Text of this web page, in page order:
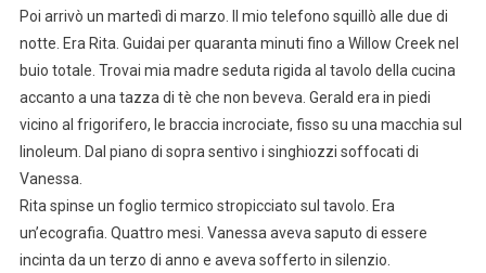
Poi arrivò un martedì di marzo. Il mio telefono squillò alle due di
notte. Era Rita. Guidai per quaranta minuti fino a Willow Creek nel
buio totale. Trovai mia madre seduta rigida al tavolo della cucina
accanto a una tazza di tè che non beveva. Gerald era in piedi
vicino al frigorifero, le braccia incrociate, fisso su una macchia sul
linoleum. Dal piano di sopra sentivo i singhiozzi soffocati di
Vanessa.
Rita spinse un foglio termico stropicciato sul tavolo. Era
un’ecografia. Quattro mesi. Vanessa aveva saputo di essere
incinta da un terzo di anno e aveva sofferto in silenzio.